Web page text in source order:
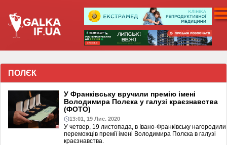
ПОЛЄК
У Франківську вручили премію імені
Володимира Полєка у галузі краєзнавства
(ФОТО)
13:01, 19 Лис. 2020
У четвер, 19 листопада, в Івано-Франківську нагородили
переможців премії імені Володимира Полєка в галузі
краєзнавства.